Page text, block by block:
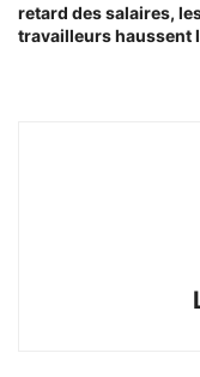
retard des salaires,
travailleurs haussent